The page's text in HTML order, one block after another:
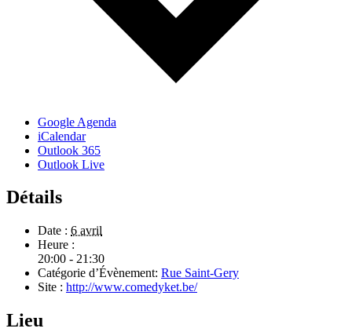
Google Agenda
iCalendar
Outlook 365
Outlook Live
Détails
Date : 6 avril
Heure :
20:00 - 21:30
Catégorie d’Évènement: Rue Saint-Gery
Site : http://www.comedyket.be/
Lieu